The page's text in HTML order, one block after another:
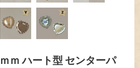
ｍ ハート型 センターパ